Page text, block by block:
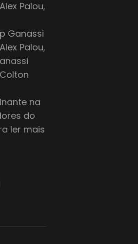
Palou,
Ganassi
Palou,
na
do
ler mais